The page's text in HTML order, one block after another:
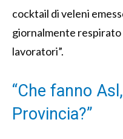
cocktail di veleni
giornalmente respirato
lavoratori”.
“Che fanno
Provincia?”